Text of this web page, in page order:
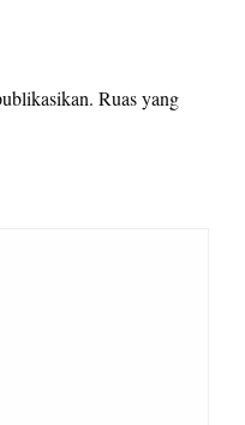
Ruas yang